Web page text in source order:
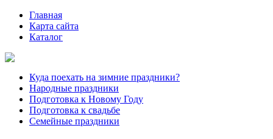
Главная
Карта сайта
Каталог
Куда поехать на зимние праздники?
Народные праздники
Подготовка к Новому Году
Подготовка к свадьбе
Семейные праздники